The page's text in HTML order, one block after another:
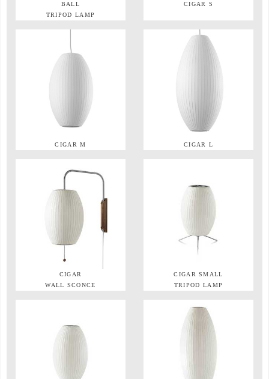
BALL
TRIPOD LAMP
CIGAR S
CIGAR M CIGAR L
CIGAR
WALL SCONCE
CIGAR SMALL
TRIPOD LAMP